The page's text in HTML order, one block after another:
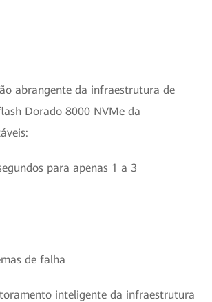
abrangente da infraestrutura de
Dorado 8000 NVMe da
para apenas 1 a 3
de falha
inteligente da infraestrutura